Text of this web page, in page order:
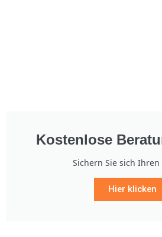
Kostenlose
Sichern Sie sich Ihren
Hier klicken